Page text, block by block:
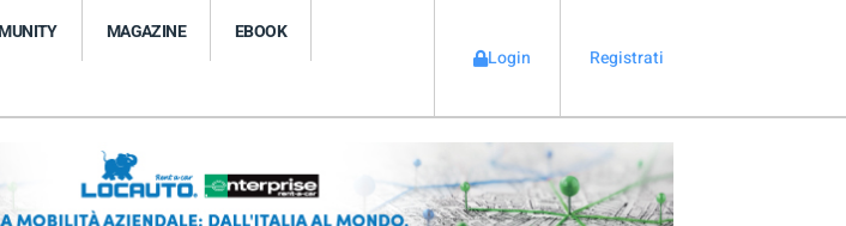
MAGAZINE EBOOK
Login Registrati